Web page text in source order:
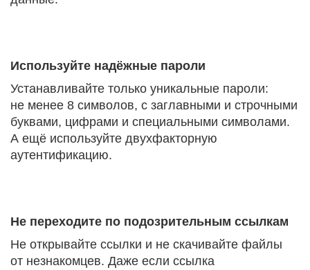
Используйте надёжные пароли
Устанавливайте только уникальные пароли:
не менее 8 символов, с заглавными и строчными
буквами, цифрами и специальными символами.
А ещё используйте двухфакторную
аутентификацию.
Не переходите по подозрительным ссылкам
Не открывайте ссылки и не скачивайте файлы
от незнакомцев. Даже если ссылка